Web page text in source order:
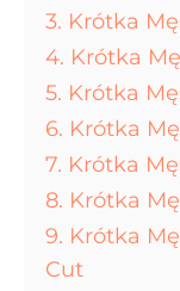
3. Krótka
4. Krótka
5. Krótka
6. Krótka
7. Krótka
8. Krótka
9. Krótka
Cut